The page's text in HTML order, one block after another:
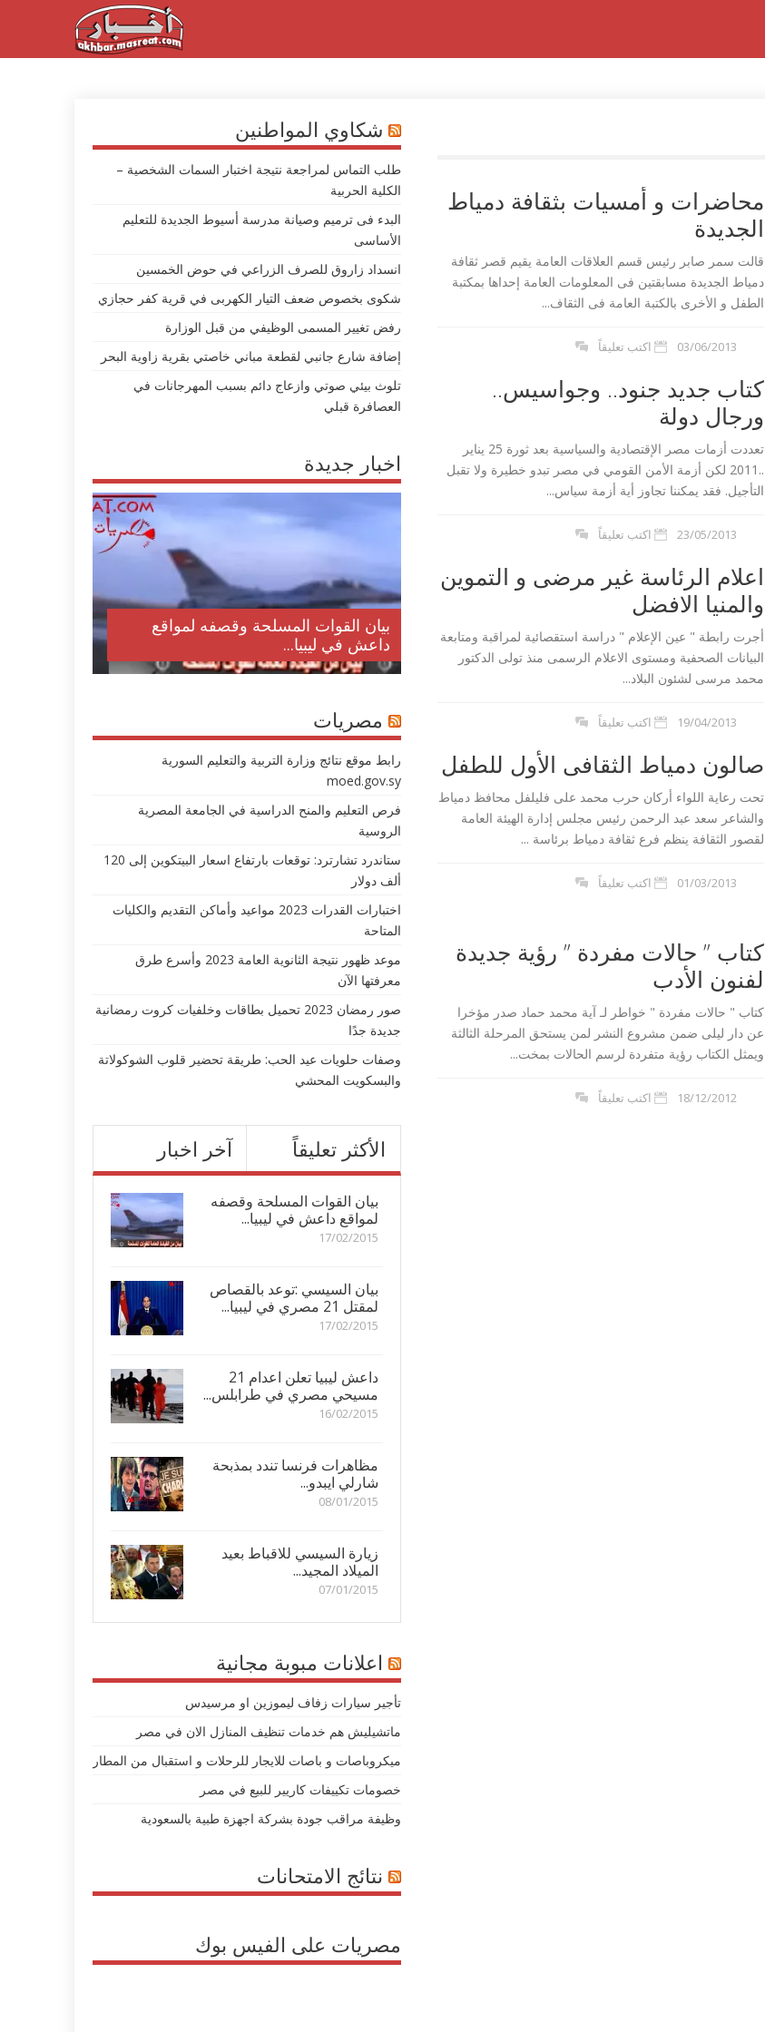
محاضرات و أمسيات بثقافة دمياط
الجديدة
قالت سمر صابر رئيس قسم العلاقات العامة يقيم قصر ثقافة
دمياط الجديدة مسابقتين فى المعلومات العامة إحداها بمكتبة
الطفل و الأخرى بالكتبة العامة فى الثقاف...
03/06/2013 اكتب تعليقاً
كتاب جديد جنود.. وجواسيس..
ورجال دولة
تعددت أزمات مصر الإقتصادية والسياسية بعد ثورة 25 يناير
..2011 لكن أزمة الأمن القومي في مصر تبدو خطيرة ولا تقبل
التأجيل. فقد يمكننا تجاوز أية أزمة سياس...
23/05/2013 اكتب تعليقاً
اعلام الرئاسة غير مرضى و التموين
والمنيا الافضل
أجرت رابطة " عين الإعلام " دراسة استقصائية لمراقبة ومتابعة
البيانات الصحفية ومستوى الاعلام الرسمى منذ تولى الدكتور
محمد مرسى لشئون البلاد...
19/04/2013 اكتب تعليقاً
صالون دمياط الثقافى الأول للطفل
تحت رعاية اللواء أركان حرب محمد على فليلفل محافظ دمياط
والشاعر سعد عبد الرحمن رئيس مجلس إدارة الهيئة العامة
لقصور الثقافة ينظم فرع ثقافة دمياط برئاسة ...
01/03/2013 اكتب تعليقاً
كتاب ” حالات مفردة ” رؤية جديدة
لفنون الأدب
كتاب " حالات مفردة " خواطر لـ آية محمد حماد صدر مؤخرا
عن دار ليلى ضمن مشروع النشر لمن يستحق المرحلة الثالثة
ويمثل الكتاب رؤية متفردة لرسم الحالات بمخت...
18/12/2012 اكتب تعليقاً
شكاوي المواطنين
طلب التماس لمراجعة نتيجة اختبار السمات الشخصية –
الكلية الحربية
البدء فى ترميم وصيانة مدرسة أسيوط الجديدة للتعليم
الأساسى
انسداد زاروق للصرف الزراعي في حوض الخمسين
شكوى بخصوص ضعف التيار الكهربى في قرية كفر حجازي
رفض تغيير المسمى الوظيفي من قبل الوزارة
إضافة شارع جانبي لقطعة مباني خاصتي بقرية زاوية البحر
تلوث بيئي صوتي وازعاج دائم بسبب المهرجانات في
العصافرة قبلي
اخبار جديدة
بيان القوات المسلحة وقصفه لمواقع
داعش في ليبيا...
مصري في ليبيا...
مصريات
رابط موقع نتائج وزارة التربية والتعليم السورية
moed.gov.sy
فرص التعليم والمنح الدراسية في الجامعة المصرية
الروسية
ستاندرد تشارترد: توقعات بارتفاع اسعار البيتكوين إلى 120
ألف دولار
اختبارات القدرات 2023 مواعيد وأماكن التقديم والكليات
المتاحة
موعد ظهور نتيجة الثانوية العامة 2023 وأسرع طرق
معرفتها الآن
صور رمضان 2023 تحميل بطاقات وخلفيات كروت رمضانية
جديدة جدًا
وصفات حلويات عيد الحب: طريقة تحضير قلوب الشوكولاتة
والبسكويت المحشي
آخر اخبار الأكثر تعليقاً
بيان القوات المسلحة وقصفه
لمواقع داعش في ليبيا...
17/02/2015
بيان السيسي :توعد بالقصاص
لمقتل 21 مصري في ليبيا...
17/02/2015
داعش ليبيا تعلن اعدام 21
مسيحي مصري في طرابلس...
16/02/2015
مظاهرات فرنسا تندد بمذبحة
شارلي ايبدو...
08/01/2015
زيارة السيسي للاقباط بعيد
الميلاد المجيد...
07/01/2015
اعلانات مبوبة مجانية
تأجير سيارات زفاف ليموزين او مرسيدس
ماتشيليش هم خدمات تنظيف المنازل الان في مصر
ميكروباصات و باصات للايجار للرحلات و استقبال من المطار
خصومات تكييفات كاريير للبيع في مصر
وظيفة مراقب جودة بشركة اجهزة طبية بالسعودية
نتائج الامتحانات
مصريات على الفيس بوك